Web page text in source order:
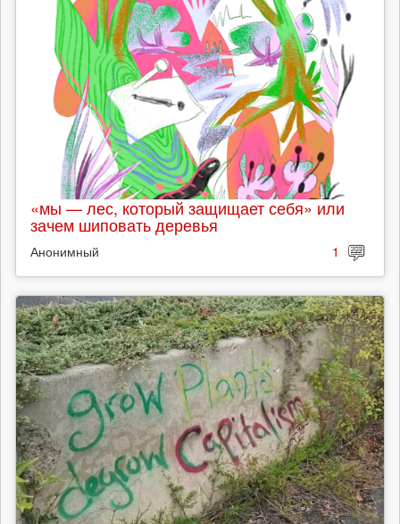
«мы — лес, который защищает себя» или
зачем шиповать деревья
Анонимный 1